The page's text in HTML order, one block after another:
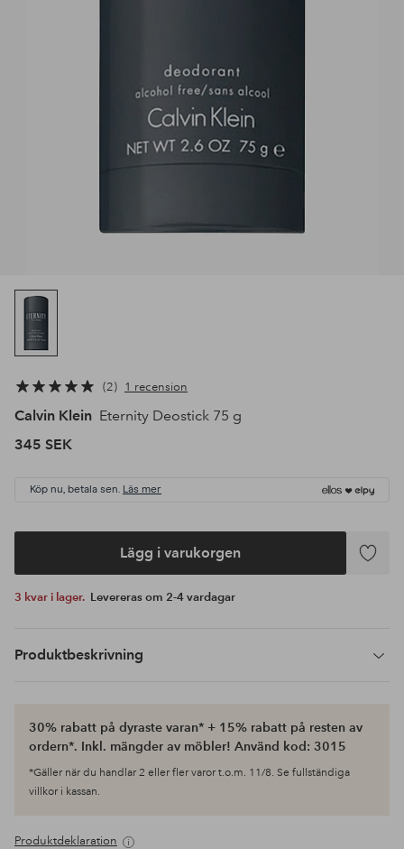
2 1 recension
Calvin Klein Eternity Deostick 75 g
345 SEK
Köp nu, betala sen. Läs mer
Lägg i varukorgen
Lägg
3 kvar i lager. Levereras om 2-4 vardagar
Produktbeskrivning
30% rabatt på dyraste varan* + 15% rabatt på resten av
ordern*. Inkl. mängder av möbler! Använd kod: 3015
*Gäller när du handlar 2 eller fler varor t.o.m. 11/8. Se fullständiga
villkor i kassan.
Produktdeklaration